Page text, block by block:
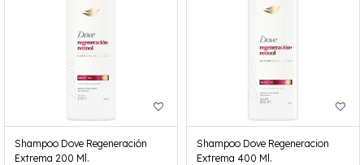
Shampoo Dove Regeneración
Extrema 200 Ml.
Shampoo Dove Regeneracion
Extrema 400 Ml.